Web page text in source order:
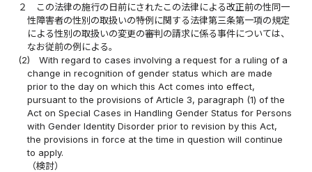
２
この法律の施行の日前にされたこの法律による改正前の性同一
性障害者の性別の取扱いの特例に関する法律第三条第一項の規定
による性別の取扱いの変更の審判の請求に係る事件については、
なお従前の例による。
(2)
With regard to cases involving a request for a ruling of a
change in recognition of gender status which are made
prior to the day on which this Act comes into effect,
pursuant to the provisions of Article 3, paragraph (1) of the
Act on Special Cases in Handling Gender Status for Persons
with Gender Identity Disorder prior to revision by this Act,
the provisions in force at the time in question will continue
to apply.
（検討）